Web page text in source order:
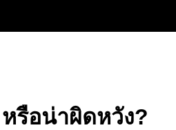
รือน่าผิดหวัง?